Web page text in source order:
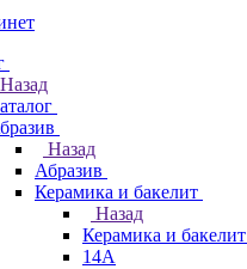
Назад
Назад
Абразив
Керамика и бакелит
Назад
Керамика и бакелит
14А